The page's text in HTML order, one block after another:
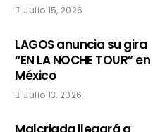
Julio 15, 2026
LAGOS anuncia su gira
“EN LA NOCHE TOUR” en
México
Julio 13, 2026